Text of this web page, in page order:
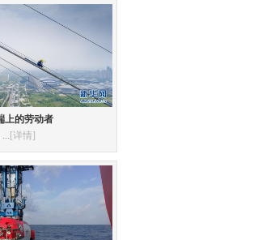
上的劳动者
[详情]